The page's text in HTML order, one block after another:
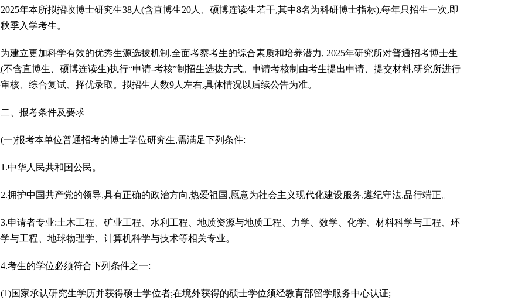
年本所拟招收博士研究生38人(含直博生20人、硕博连读生若干,其中8名为科研博士指标),每年只招生一次,即
季入学考生。
立更加科学有效的优秀生源选拔机制,全面考察考生的综合素质和培养潜力, 2025年研究所对普通招考博士生
不含直博生、硕博连读生)执行“申请-考核”制招生选拔方式。申请考核制由考生提出申请、提交材料,研究所进行
核、综合复试、择优录取。拟招生人数9人左右,具体情况以后续公告为准。
报考条件及要求
报考本单位普通招考的博士学位研究生,需满足下列条件:
华人民共和国公民。
护中国共产党的领导,具有正确的政治方向,热爱祖国,愿意为社会主义现代化建设服务,遵纪守法,品行端正。
请者专业:土木工程、矿业工程、水利工程、地质资源与地质工程、力学、数学、化学、材料科学与工程、环
与工程、地球物理学、计算机科学与技术等相关专业。
生的学位必须符合下列条件之一:
家承认研究生学历并获得硕士学位者;在境外获得的硕士学位须经教育部留学服务中心认证;